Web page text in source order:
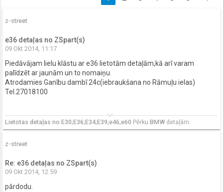
z-street
e36 detaļas no ZSpart(s)
09 Okt 2014, 11:17
Piedāvājam lielu klāstu ar e36 lietotām detaļām,kā arī varam
palīdzēt ar jaunām un to nomaiņu.
Atrodamies Ganību dambī 24c(iebraukšana no Rāmuļu ielas)
Tel.27018100
keyboard_arrow_down
Lietotas detaļas no E30;E36;E34;E39;e46;e60 Pērku BMW detaļām.
z-street
Re: e36 detaļas no ZSpart(s)
09 Okt 2014, 12:59
pārdodu.